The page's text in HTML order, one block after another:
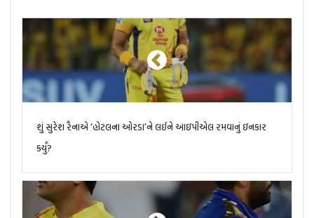
શું સુરેશ રૈનાએ ‘હોટલના ઓરડા’ને લઈને આઇપીએલ રમવાનું ઇનકાર
કર્યું?